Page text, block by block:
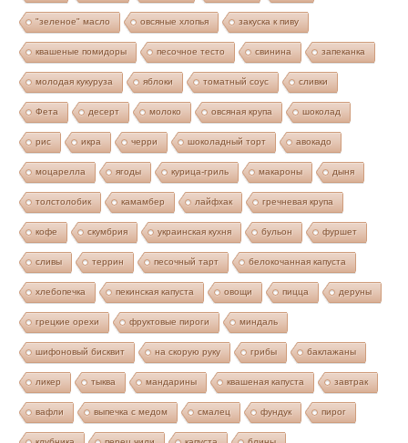
"зеленое" масло овсяные хлопья закуска к пиву
квашеные помидоры песочное тесто свинина запеканка
молодая кукуруза яблоки томатный соус сливки
Фета десерт молоко овсяная крупа шоколад
рис икра черри шоколадный торт авокадо
моцарелла ягоды курица-гриль макароны дыня
толстолобик камамбер лайфхак гречневая крупа
кофе скумбрия украинская кухня бульон фуршет
сливы террин песочный тарт белокочанная капуста
хлебопечка пекинская капуста овощи пицца деруны
грецкие орехи фруктовые пироги миндаль
шифоновый бисквит на скорую руку грибы баклажаны
ликер тыква мандарины квашеная капуста завтрак
вафли выпечка с медом смалец фундук пирог